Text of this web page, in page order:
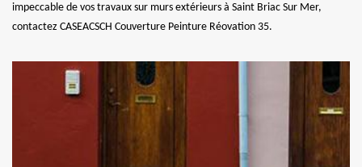
impeccable de vos travaux sur murs extérieurs à Saint Briac Sur Mer,
contactez CASEACSCH Couverture Peinture Réovation 35.